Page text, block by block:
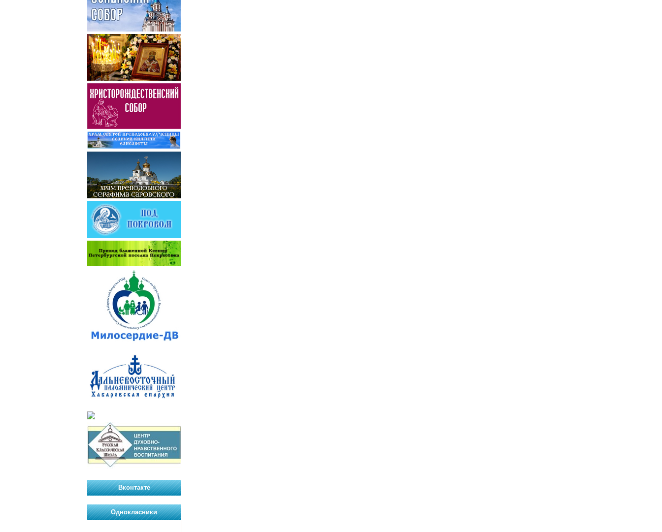
Вконтакте
Однокласники